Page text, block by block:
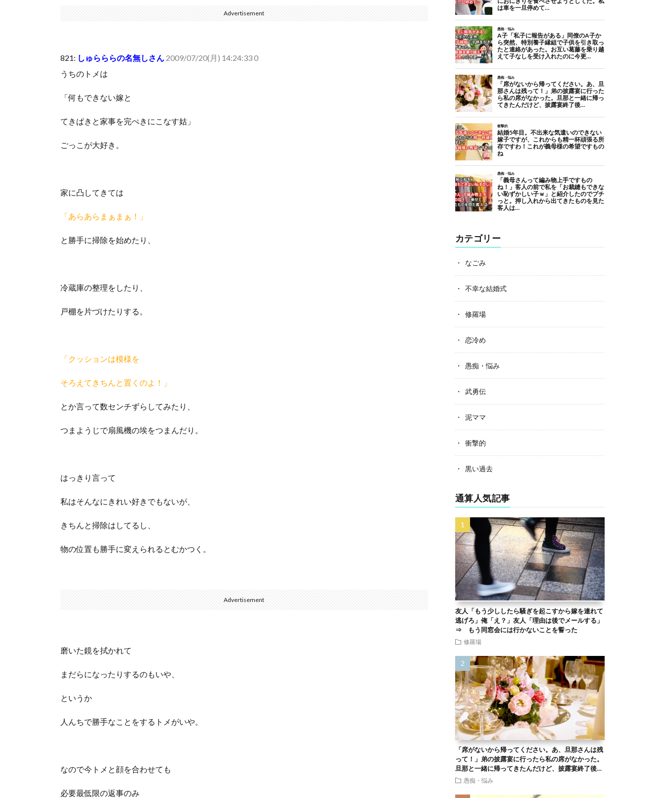
可愛い彼女が部屋に入ってきた。もしかしてニンジャ？→スタイリ...
Advertisement
821: しゅらららの名無しさん 2009/07/20(月) 14:24:33 0
うちのトメは
「何もできない嫁と
てきぱきと家事を完ぺきにこなす姑」
ごっこが大好き。
家に凸してきては
「あらあらまぁまぁ！」
と勝手に掃除を始めたり、
冷蔵庫の整理をしたり、
戸棚を片づけたりする。
「クッションは模様を
そろえてきちんと置くのよ！」
とか言って数センチずらしてみたり、
つまようじで扇風機の埃をつまんだり。
はっきり言って
私はそんなにきれい好きでもないが、
きちんと掃除はしてるし、
物の位置も勝手に変えられるとむかつく。
Advertisement
磨いた鏡を拭かれて
まだらになったりするのもいや、
というか
人んちで勝手なことをするトメがいや。
なので今トメと顔を合わせても
必要最低限の返事のみ
カテゴリー
なごみ
不幸な結婚式
修羅場
恋冷め
愚痴・悩み
武勇伝
泥ママ
衝撃的
黒い過去
通算人気記事
友人「もう少ししたら騒ぎを起こすから嫁を連れて
逃げろ」俺「え？」友人「理由は後でメールする」
⇒ もう同窓会には行かないことを誓った
修羅場
「席がないから帰ってください。あ、旦那さんは残
って！」弟の披露宴に行ったら私の席がなかった。
旦那と一緒に帰ってきたんだけど、披露宴終了後…
愚痴・悩み